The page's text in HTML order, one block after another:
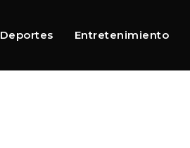
Deportes Entretenimiento